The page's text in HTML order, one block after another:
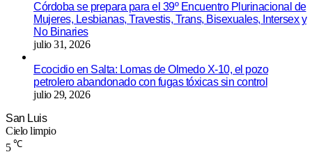
Córdoba se prepara para el 39º Encuentro Plurinacional de
Mujeres, Lesbianas, Travestis, Trans, Bisexuales, Intersex y
No Binaries
julio 31, 2026
Ecocidio en Salta: Lomas de Olmedo X-10, el pozo
petrolero abandonado con fugas tóxicas sin control
julio 29, 2026
San Luis
Cielo limpio
5 ℃